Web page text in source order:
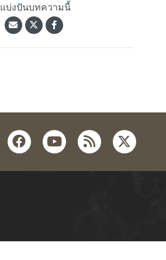
แบ่งปันบทความนี้
facebookyoutube
rss twitter